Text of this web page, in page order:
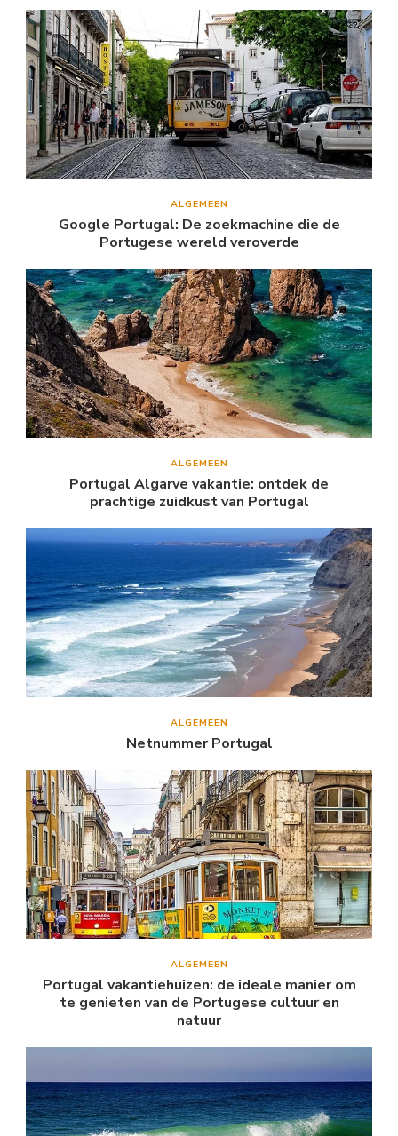
ALGEMEEN
Google Portugal: De zoekmachine die de
Portugese wereld veroverde
ALGEMEEN
Portugal Algarve vakantie: ontdek de
prachtige zuidkust van Portugal
ALGEMEEN
Netnummer Portugal
ALGEMEEN
Portugal vakantiehuizen: de ideale manier om
te genieten van de Portugese cultuur en
natuur